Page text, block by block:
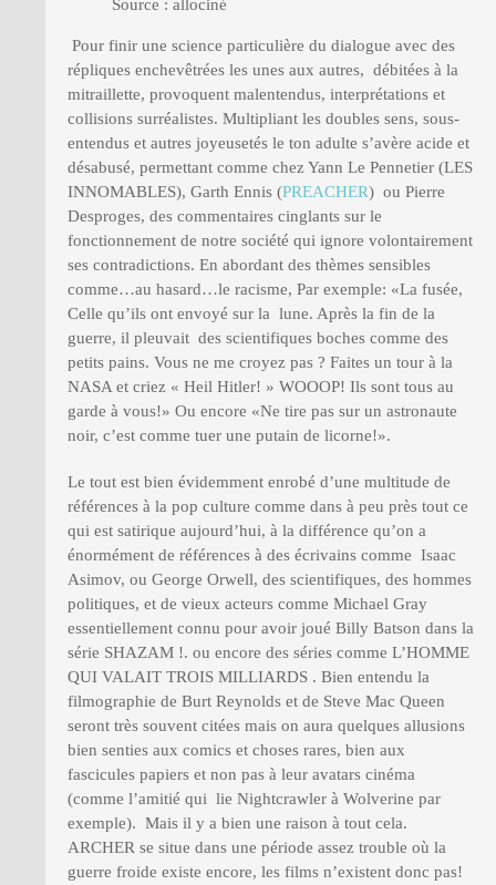
Source : allociné
Pour finir une science particulière du dialogue avec des
répliques enchevêtrées les unes aux autres, débitées à la
mitraillette, provoquent malentendus, interprétations et
collisions surréalistes. Multipliant les doubles sens, sous-
entendus et autres joyeusetés le ton adulte s’avère acide et
désabusé, permettant comme chez Yann Le Pennetier (LES
INNOMABLES), Garth Ennis (PREACHER) ou Pierre
Desproges, des commentaires cinglants sur le
fonctionnement de notre société qui ignore volontairement
ses contradictions. En abordant des thèmes sensibles
comme…au hasard…le racisme, Par exemple: «La fusée,
Celle qu’ils ont envoyé sur la lune. Après la fin de la
guerre, il pleuvait des scientifiques boches comme des
petits pains. Vous ne me croyez pas ? Faites un tour à la
NASA et criez « Heil Hitler! » WOOOP! Ils sont tous au
garde à vous!» Ou encore «Ne tire pas sur un astronaute
noir, c’est comme tuer une putain de licorne!».
Le tout est bien évidemment enrobé d’une multitude de
références à la pop culture comme dans à peu près tout ce
qui est satirique aujourd’hui, à la différence qu’on a
énormément de références à des écrivains comme Isaac
Asimov, ou George Orwell, des scientifiques, des hommes
politiques, et de vieux acteurs comme Michael Gray
essentiellement connu pour avoir joué Billy Batson dans la
série SHAZAM !. ou encore des séries comme L’HOMME
QUI VALAIT TROIS MILLIARDS . Bien entendu la
filmographie de Burt Reynolds et de Steve Mac Queen
seront très souvent citées mais on aura quelques allusions
bien senties aux comics et choses rares, bien aux
fascicules papiers et non pas à leur avatars cinéma
(comme l’amitié qui lie Nightcrawler à Wolverine par
exemple). Mais il y a bien une raison à tout cela.
ARCHER se situe dans une période assez trouble où la
guerre froide existe encore, les films n’existent donc pas!